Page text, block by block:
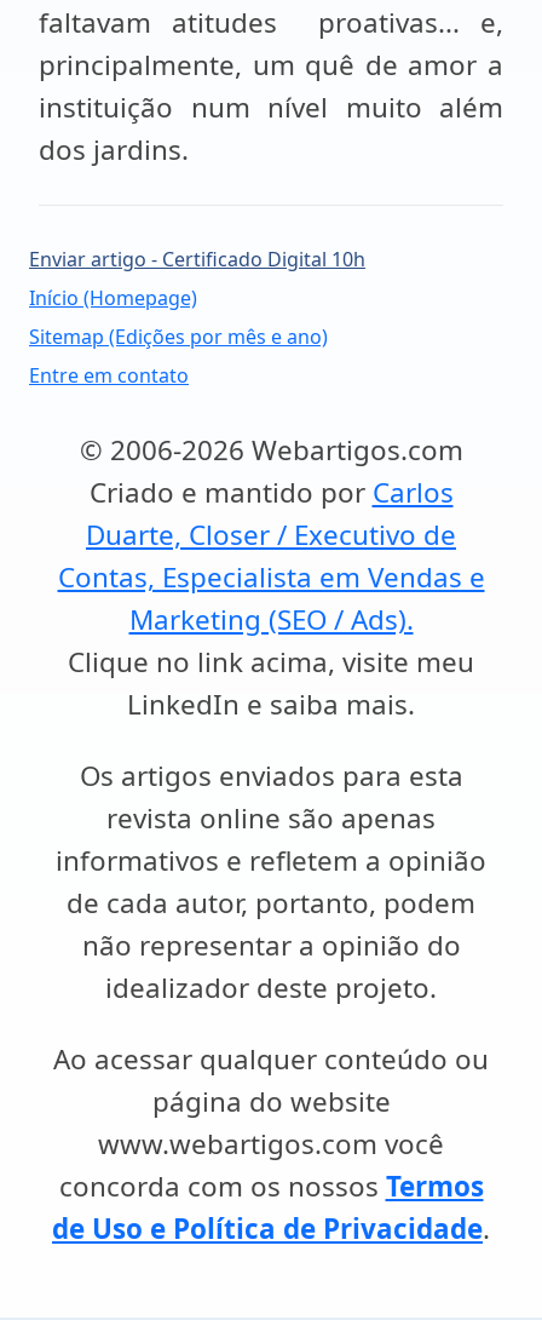
faltavam atitudes proativas... e,
principalmente, um quê de amor a
instituição num nível muito além
dos jardins.
Enviar artigo - Certificado Digital 10h
Início (Homepage)
Sitemap (Edições por mês e ano)
Entre em contato
© 2006-2026 Webartigos.com
Criado e mantido por Carlos
Duarte, Closer / Executivo de
Contas, Especialista em Vendas e
Marketing (SEO / Ads).
Clique no link acima, visite meu
LinkedIn e saiba mais.
Os artigos enviados para esta
revista online são apenas
informativos e refletem a opinião
de cada autor, portanto, podem
não representar a opinião do
idealizador deste projeto.
Ao acessar qualquer conteúdo ou
página do website
www.webartigos.com você
concorda com os nossos Termos
de Uso e Política de Privacidade.